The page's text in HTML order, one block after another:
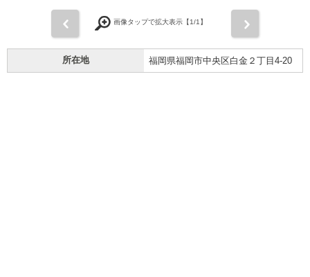
画像タップで拡大表示【1/1】
所在地 福岡県福岡市中央区白金２丁目4-20